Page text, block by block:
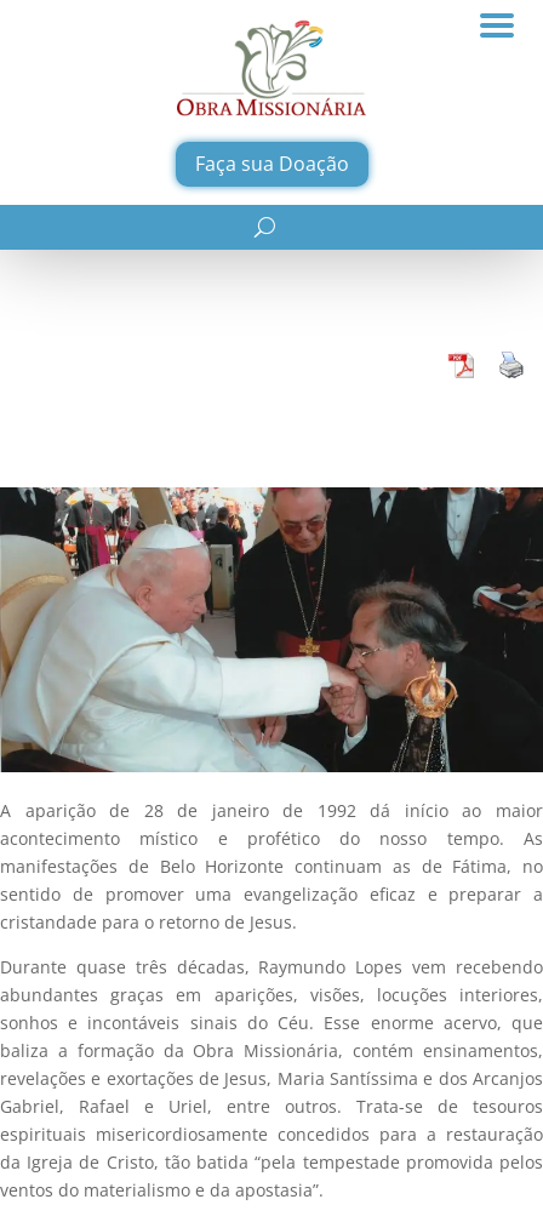
Faça sua Doação
Diálogos
A aparição de 28 de janeiro de 1992 dá início ao maior
acontecimento místico e profético do nosso tempo. As
manifestações de Belo Horizonte continuam as de Fátima, no
sentido de promover uma evangelização eficaz e preparar a
cristandade para o retorno de Jesus.
Durante quase três décadas, Raymundo Lopes vem recebendo
abundantes graças em aparições, visões, locuções interiores,
sonhos e incontáveis sinais do Céu. Esse enorme acervo, que
baliza a formação da Obra Missionária, contém ensinamentos,
revelações e exortações de Jesus, Maria Santíssima e dos Arcanjos
Gabriel, Rafael e Uriel, entre outros. Trata-se de tesouros
espirituais misericordiosamente concedidos para a restauração
da Igreja de Cristo, tão batida “pela tempestade promovida pelos
ventos do materialismo e da apostasia”.